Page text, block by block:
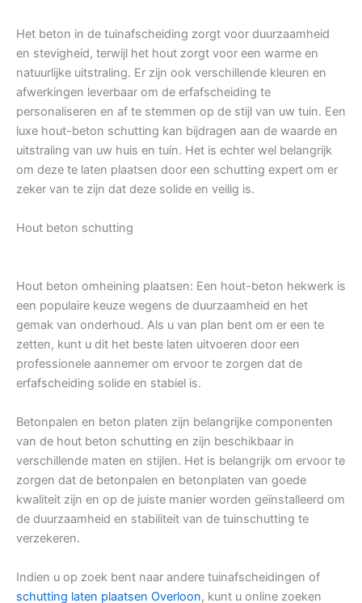
Het beton in de tuinafscheiding zorgt voor duurzaamheid
en stevigheid, terwijl het hout zorgt voor een warme en
natuurlijke uitstraling. Er zijn ook verschillende kleuren en
afwerkingen leverbaar om de erfafscheiding te
personaliseren en af te stemmen op de stijl van uw tuin. Een
luxe hout-beton schutting kan bijdragen aan de waarde en
uitstraling van uw huis en tuin. Het is echter wel belangrijk
om deze te laten plaatsen door een schutting expert om er
zeker van te zijn dat deze solide en veilig is.
Hout beton schutting
Hout beton omheining plaatsen: Een hout-beton hekwerk is
een populaire keuze wegens de duurzaamheid en het
gemak van onderhoud. Als u van plan bent om er een te
zetten, kunt u dit het beste laten uitvoeren door een
professionele aannemer om ervoor te zorgen dat de
erfafscheiding solide en stabiel is.
Betonpalen en beton platen zijn belangrijke componenten
van de hout beton schutting en zijn beschikbaar in
verschillende maten en stijlen. Het is belangrijk om ervoor te
zorgen dat de betonpalen en betonplaten van goede
kwaliteit zijn en op de juiste manier worden geïnstalleerd om
de duurzaamheid en stabiliteit van de tuinschutting te
verzekeren.
Indien u op zoek bent naar andere tuinafscheidingen of
schutting laten plaatsen Overloon, kunt u online zoeken